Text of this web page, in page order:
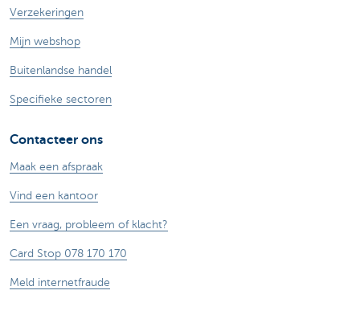
Verzekeringen
Mijn webshop
Buitenlandse handel
Specifieke sectoren
Contacteer ons
Maak een afspraak
Vind een kantoor
Een vraag, probleem of klacht?
Card Stop 078 170 170
Meld internetfraude